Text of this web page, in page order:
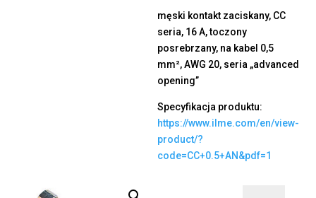
męski kontakt zaciskany, CC
seria, 16 A, toczony
posrebrzany, na kabel 0,5
mm², AWG 20, seria „advanced
opening”
Specyfikacja produktu:
https://www.ilme.com/en/view-
product/?
code=CC+0.5+AN&pdf=1